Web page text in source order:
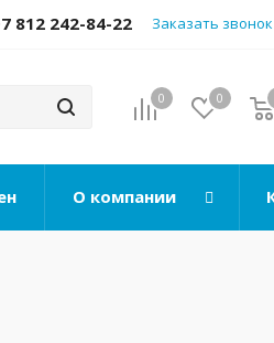
812 242-84-22 Заказать звонок
0 0
О компании